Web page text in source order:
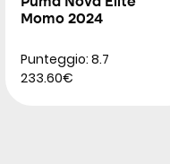
Momo 2024
Punteggio: 8.7
233.60€